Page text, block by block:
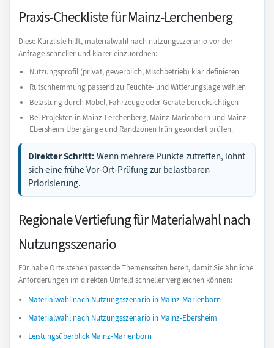
Praxis-Checkliste für Mainz-Lerchenberg
Diese Kurzliste hilft, materialwahl nach nutzungsszenario vor der
Anfrage schneller und klarer einzuordnen:
Nutzungsprofil (privat, gewerblich, Mischbetrieb) klar definieren
Rutschhemmung passend zu Feuchte- und Witterungslage wählen
Belastung durch Möbel, Fahrzeuge oder Geräte berücksichtigen
Bei Projekten in Mainz-Lerchenberg, Mainz-Marienborn und Mainz-
Ebersheim Übergänge und Randzonen früh gesondert prüfen.
Direkter Schritt: Wenn mehrere Punkte zutreffen, lohnt
sich eine frühe Vor-Ort-Prüfung zur belastbaren
Priorisierung.
Regionale Vertiefung für Materialwahl nach
Nutzungsszenario
Für nahe Orte stehen passende Themenseiten bereit, damit Sie ähnliche
Anforderungen im direkten Umfeld schneller vergleichen können:
Materialwahl nach Nutzungsszenario in Mainz-Marienborn
Materialwahl nach Nutzungsszenario in Mainz-Ebersheim
Leistungsüberblick Mainz-Marienborn